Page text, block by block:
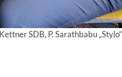
SDB, P. Sarathbabu „Stylo“